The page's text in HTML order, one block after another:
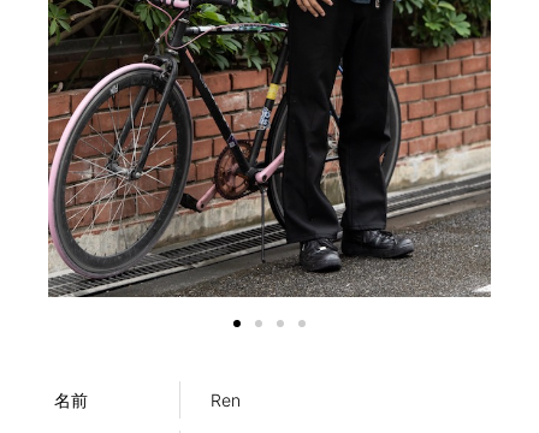
名前 Ren